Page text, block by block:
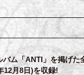
バム「ANTI」を掲げ
12月8日)を収録!